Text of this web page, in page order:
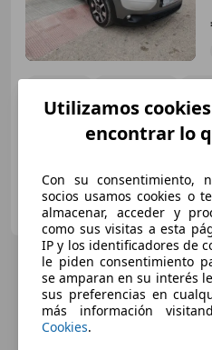
AUTOMÓVILES RAMÓN Y SERGIO
ES-23460 PEAL DE BECERRO
Utilizamos
encontrar lo
Con su consentimiento,
socios usamos cookies o
almacenar, acceder y
como sus visitas a esta
IP y los identificadores de
le piden consentimiento
se amparan en su interés
sus preferencias en
más información
Cookies.